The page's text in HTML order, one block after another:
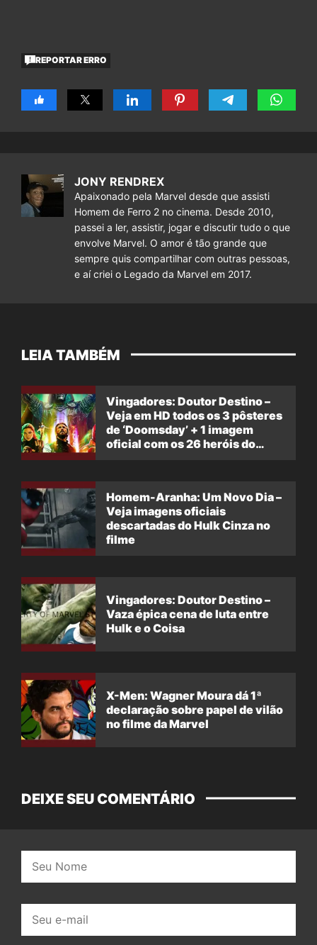
REPORTAR ERRO
JONY RENDREX
Apaixonado pela Marvel desde que assisti
Homem de Ferro 2 no cinema. Desde 2010,
passei a ler, assistir, jogar e discutir tudo o que
envolve Marvel. O amor é tão grande que
sempre quis compartilhar com outras pessoas,
e aí criei o Legado da Marvel em 2017.
LEIA TAMBÉM
Vingadores: Doutor Destino –
Veja em HD todos os 3 pôsteres
de ‘Doomsday’ + 1 imagem
oficial com os 26 heróis do
Homem-Aranha: Um Novo Dia –
Veja imagens oficiais
descartadas do Hulk Cinza no
filme
Vingadores: Doutor Destino –
Vaza épica cena de luta entre
Hulk e o Coisa
X-Men: Wagner Moura dá 1ª
declaração sobre papel de vilão
no filme da Marvel
DEIXE SEU COMENTÁRIO
mail: